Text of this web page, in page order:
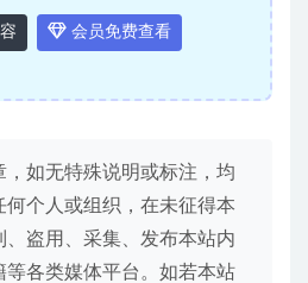
会员免费查看
，如无特殊说明或标注，均
何个人或组织，在未征得本
盗用、采集、发布本站内
等各类媒体平台。如若本站